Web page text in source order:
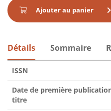
Ajouter au panier
Détails Sommaire
ISSN
Date de première
titre